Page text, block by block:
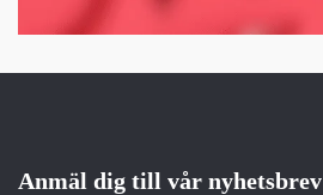
Anmäl dig till vår nyhetsbrev